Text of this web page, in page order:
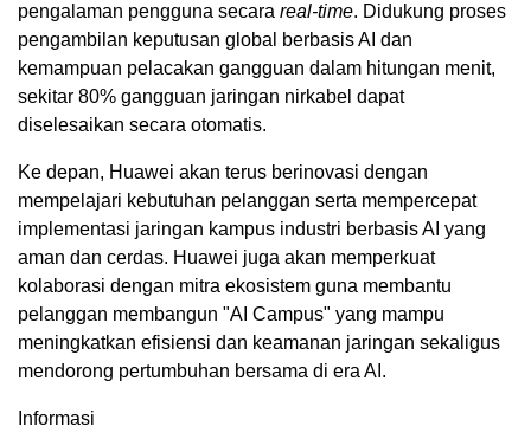
pengalaman pengguna secara real-time. Didukung proses
pengambilan keputusan global berbasis AI dan
kemampuan pelacakan gangguan dalam hitungan menit,
sekitar 80% gangguan jaringan nirkabel dapat
diselesaikan secara otomatis.
Ke depan, Huawei akan terus berinovasi dengan
mempelajari kebutuhan pelanggan serta mempercepat
implementasi jaringan kampus industri berbasis AI yang
aman dan cerdas. Huawei juga akan memperkuat
kolaborasi dengan mitra ekosistem guna membantu
pelanggan membangun "AI Campus" yang mampu
meningkatkan efisiensi dan keamanan jaringan sekaligus
mendorong pertumbuhan bersama di era AI.
Informasi